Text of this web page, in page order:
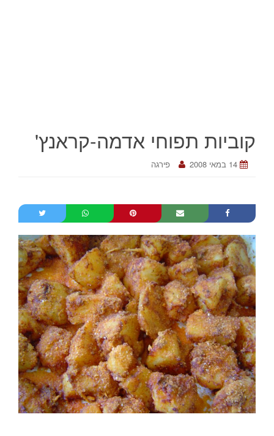
קוביות תפוחי אדמה-קראנץ'
14 במאי 2008 פירגה